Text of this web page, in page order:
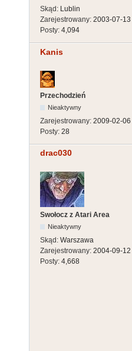
Skąd: Lublin
Zarejestrowany: 2003-07-13
Posty: 4,094
Kanis
Przechodzień
Nieaktywny
Zarejestrowany: 2009-02-06
Posty: 28
drac030
Swołocz z Atari Area
Nieaktywny
Skąd: Warszawa
Zarejestrowany: 2004-09-12
Posty: 4,668